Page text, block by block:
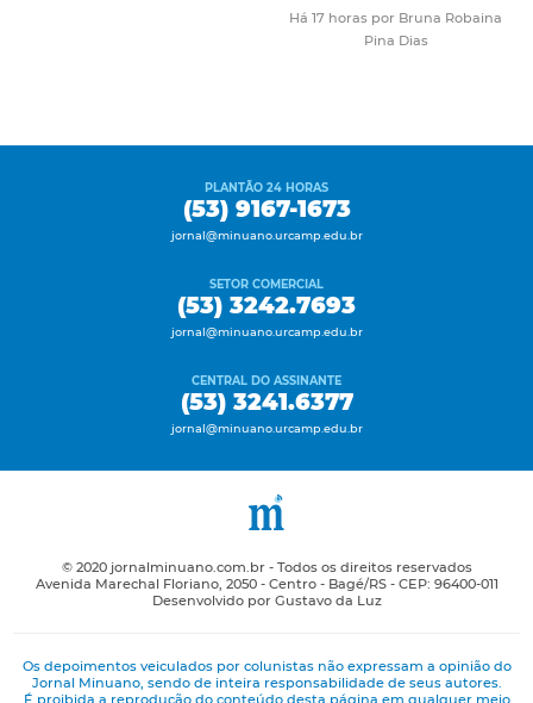
Há 17 horas por Bruna Robaina
Pina Dias
PLANTÃO 24 HORAS
(53) 9167-1673
jornal@minuano.urcamp.edu.br
SETOR COMERCIAL
(53) 3242.7693
jornal@minuano.urcamp.edu.br
CENTRAL DO ASSINANTE
(53) 3241.6377
jornal@minuano.urcamp.edu.br
© 2020 jornalminuano.com.br - Todos os direitos reservados
Avenida Marechal Floriano, 2050 - Centro - Bagé/RS - CEP: 96400-011
Desenvolvido por Gustavo da Luz
Os depoimentos veiculados por colunistas não expressam a opinião do
Jornal Minuano, sendo de inteira responsabilidade de seus autores.
É proibida a reprodução do conteúdo desta página em qualquer meio